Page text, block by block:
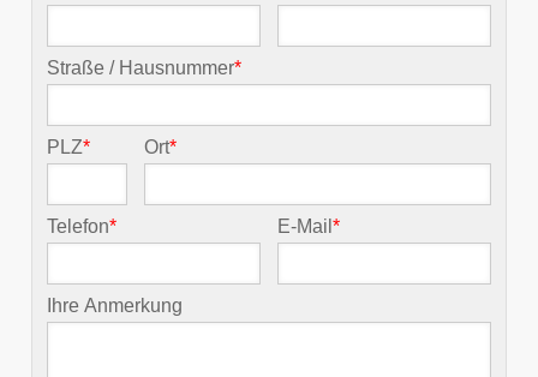
Straße / Hausnummer*
PLZ* Ort*
Telefon* E-Mail*
Ihre Anmerkung